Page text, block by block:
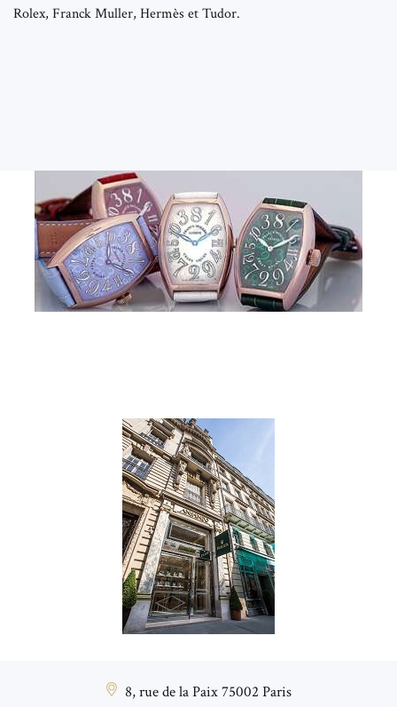
Rolex, Franck Muller, Hermès et Tudor.
8, rue de la Paix 75002 Paris